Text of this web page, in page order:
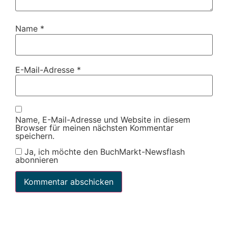
Name *
E-Mail-Adresse *
Name, E-Mail-Adresse und Website in diesem
Browser für meinen nächsten Kommentar
speichern.
Ja, ich möchte den BuchMarkt-Newsflash
abonnieren